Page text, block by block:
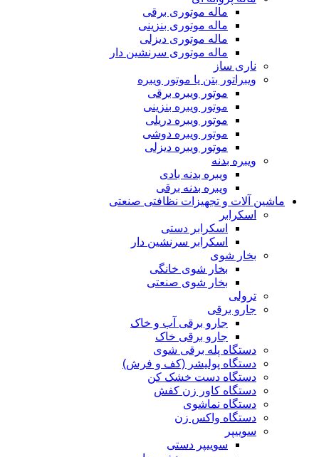
ماله موتوری برقی
ماله موتوری بنزینی
ماله موتوری دیزلی
ماله موتوری سرنشین دار
ناری ساز
ویبراتور بتن یا موتور ویبره
موتور ویبره برقی
موتور ویبره بنزینی
موتور ویبره دریلی
موتور ویبره دوشی
موتور ویبره دیزلی
ویبره بدنه
ویبره بدنه بادی
ویبره بدنه برقی
ماشین آلات و تجهیزات نظافتی صنعتی
اسکرابر
اسکرابر دستی
اسکرابر سرنشین دار
بخار شوی
بخار شوی خانگی
بخار شوی صنعتی
ترولی
جارو برقی
جارو برقی آب و خاک
جارو برقی خاک
دستگاه پله برقی شوی
دستگاه پولیشر (کف و فرش)
دستگاه دست خشک کن
دستگاه کاور زن کفش
دستگاه نماشوی
دستگاه واکس زن
سوییپر
سوییپر دستی